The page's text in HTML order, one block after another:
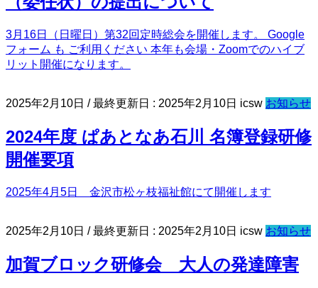
3月16日（日曜日）第32回定時総会を開催します。 Google
フォーム も ご利用ください 本年も会場・Zoomでのハイブ
リット開催になります。
2025年2月10日 / 最終更新日 : 2025年2月10日 icsw お知らせ
2024年度 ぱあとなあ石川 名簿登録研修
開催要項
2025年4月5日 金沢市松ヶ枝福祉館にて開催します
2025年2月10日 / 最終更新日 : 2025年2月10日 icsw お知らせ
加賀ブロック研修会 大人の発達障害